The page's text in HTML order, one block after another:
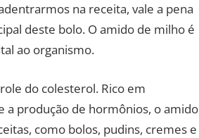
na receita, vale a pena
deste bolo. O amido de milho é
ao organismo.
do colesterol. Rico em
a produção de hormônios, o amido
como bolos, pudins, cremes e